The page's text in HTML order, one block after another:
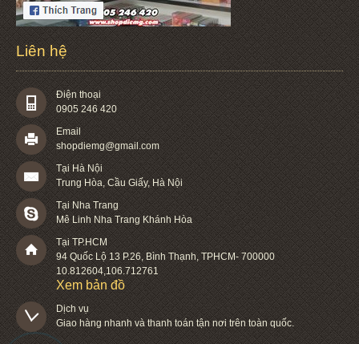
Liên hệ
Điện thoại
0905 246 420
Email
shopdiemg@gmail.com
Tại Hà Nội
Trung Hòa, Cầu Giấy, Hà Nội
Tại Nha Trang
Mê Linh Nha Trang Khánh Hòa
Tại TP.HCM
94 Quốc Lộ 13 P.26,Bình Thạnh,TPHCM-700000
10.812604,106.712761
Xem bản đồ
Dịch vụ
Giao hàng nhanh và thanh toán tận nơi trên toàn quốc.